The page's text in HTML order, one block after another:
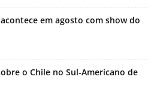
em agosto com show do
o Chile no Sul-Americano de